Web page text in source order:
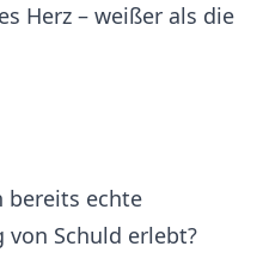
Herz – weißer als die
bereits echte
Schuld erlebt?